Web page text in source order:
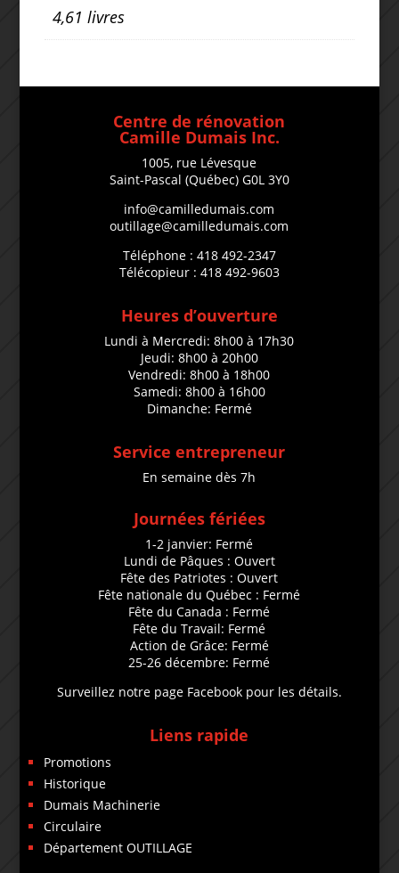
4,61 livres
Centre de rénovation
Camille Dumais Inc.
1005, rue Lévesque
Saint-Pascal (Québec) G0L 3Y0
info@camilledumais.com
outillage@camilledumais.com
Téléphone : 418 492-2347
Télécopieur : 418 492-9603
Heures d’ouverture
Lundi à Mercredi: 8h00 à 17h30
Jeudi: 8h00 à 20h00
Vendredi: 8h00 à 18h00
Samedi: 8h00 à 16h00
Dimanche: Fermé
Service entrepreneur
En semaine dès 7h
Journées fériées
1-2 janvier: Fermé
Lundi de Pâques : Ouvert
Fête des Patriotes : Ouvert
Fête nationale du Québec : Fermé
Fête du Canada : Fermé
Fête du Travail: Fermé
Action de Grâce: Fermé
25-26 décembre: Fermé
Surveillez notre page Facebook pour les détails.
Liens rapide
Promotions
Historique
Dumais Machinerie
Circulaire
Département OUTILLAGE